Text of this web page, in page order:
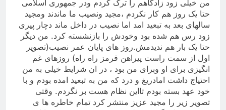
من خیلی زود زادگاهم را ترک کردم ودر جمهوری اسلامی
حتا یک روز هم کار نکردم ،مجید ونصیب ما ماندند ومجید
سالهای بعد به تبعید امد اما نصیب در داخل ماند دچار پیری
زود رس هم شده بود وخودش را بازنشسته کرد. من دیگر
حتا یک بار هم ندیدمش.روز های پایان عمر نصیب(تصویر
اول از سمت راست پیراهن قرمز راه راه) روزهای غم
انگیزی برای او وبرای من بود ، در ان شرایط خیلی به من
احتیاج داشت امادریغ و درد که من به تبعید امده بودم و با
خود عهد بسته بودم تااین نظام هست بر نگردم. وقتی
تصویر زیر را مجید عزیز منتشر کرد تمام خاطره ها ی